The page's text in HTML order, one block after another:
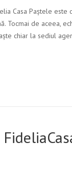
Casa Paștele este
Tocmai de aceea,
chiar la sediul